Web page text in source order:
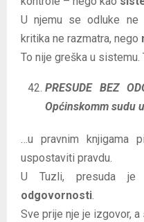
U njemu se odluke ne
kritika ne razmatra, nego
To nije greška u sistemu.
PRESUDE BEZ
Općinskomm sudu
…u pravnim
uspostaviti pravdu.
U Tuzli, presuda
odgovornosti
Sve prije nje je izgovor, a